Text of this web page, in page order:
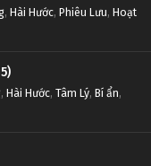
, Hài Hước, Phiêu Lưu, Hoạt
, Hài Hước, Tâm Lý, Bí ẩn,